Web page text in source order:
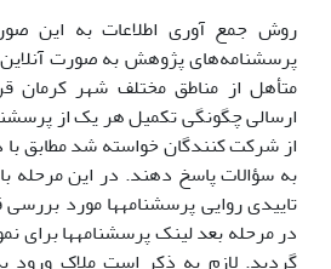
روش جمع آوری اطلاعات به این
پرسشنامه‌های پژوهش به صورت آنلاین
متأهل از مناطق مختلف شهر کرمان
ارسالی چگونگی تکمیل هر یک از
از شرکت کنندگان خواسته شد مطابق
به سؤالات پاسخ دهند. در این مرحله
تاییدی روایی پرسشنامه­ها مورد
در مرحله بعد لینک پرسشنامه­ها برای
گردید. لازم به ذکر است ملاک